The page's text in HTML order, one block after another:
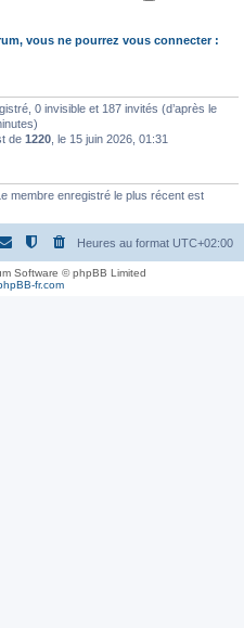
vous ne pourrez vous connecter :
0 invisible et 187 invités (d’après le
de 1220 , le 15 juin 2026, 01:31
membre enregistré le plus récent est
Heures au format UTC+02:00
Software © phpBB Limited
fr.com